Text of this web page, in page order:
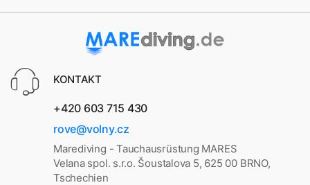
KONTAKT
+420 603 715 430
rove@volny.cz
Marediving - Tauchausrüstung MARES
Velana spol. s.r.o. Šoustalova 5, 625 00 BRNO,
Tschechien